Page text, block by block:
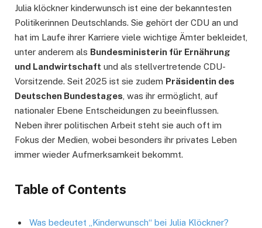
Julia klöckner kinderwunsch ist eine der bekanntesten
Politikerinnen Deutschlands. Sie gehört der CDU an und
hat im Laufe ihrer Karriere viele wichtige Ämter bekleidet,
unter anderem als Bundesministerin für Ernährung
und Landwirtschaft und als stellvertretende CDU-
Vorsitzende. Seit 2025 ist sie zudem Präsidentin des
Deutschen Bundestages , was ihr ermöglicht, auf
nationaler Ebene Entscheidungen zu beeinflussen.
Neben ihrer politischen Arbeit steht sie auch oft im
Fokus der Medien, wobei besonders ihr privates Leben
immer wieder Aufmerksamkeit bekommt.
Table of Contents
Was bedeutet „Kinderwunsch“ bei Julia Klöckner?